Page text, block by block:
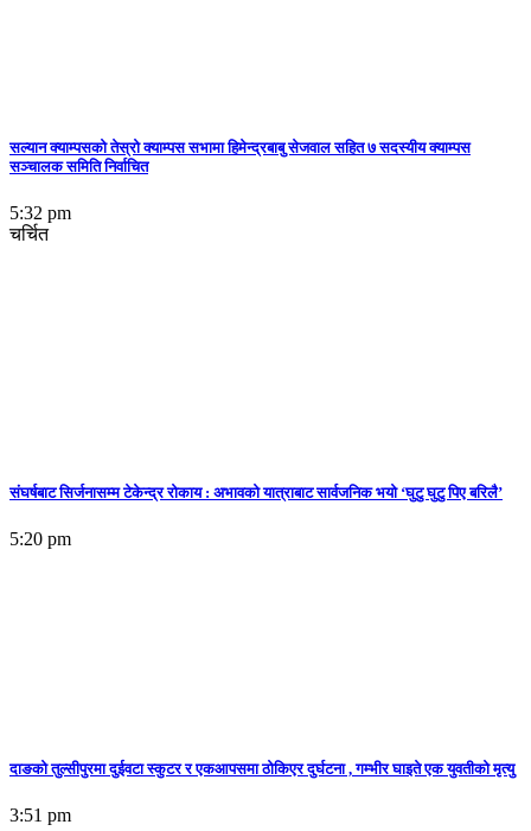
सल्यान क्याम्पसको तेस्रो क्याम्पस सभामा हिमेन्द्रबाबु सेजवाल सहित ७ सदस्यीय क्याम्पस
सञ्चालक समिति निर्वाचित
5:32 pm
चर्चित
संघर्षबाट सिर्जनासम्म टेकेन्द्र रोकाय : अभावको यात्राबाट सार्वजनिक भयो ‘घुटु घुटु पिए बरिलै’
5:20 pm
दाङको तुल्सीपुरमा दुईवटा स्कुटर र एकआपसमा ठोकिएर दुर्घटना , गम्भीर घाइते एक युवतीको मृत्यु
3:51 pm